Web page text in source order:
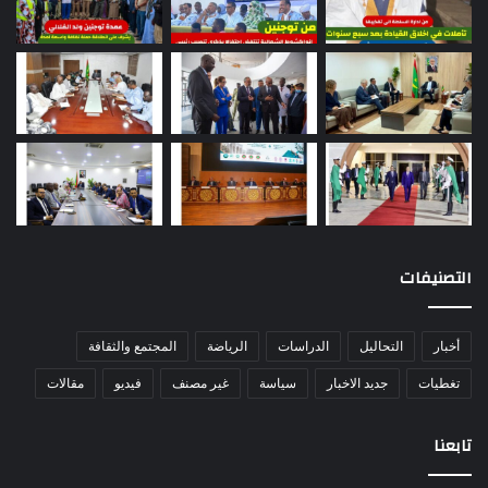
التصنيفات
أخبار التحاليل الدراسات الرياضة المجتمع والثقافة
تغطيات جديد الاخبار سياسة غير مصنف فيديو مقالات
تابعنا